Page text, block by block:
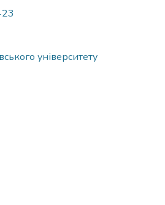
університету